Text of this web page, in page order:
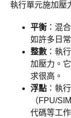
執行單元施加壓
平衡 ：混
如許多日
整數 ：執
加壓力。
求很高。
浮點 ：執
（FPU/
代碼等工